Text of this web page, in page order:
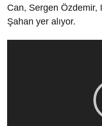
Can, Sergen Özdemir,
Şahan yer alıyor.